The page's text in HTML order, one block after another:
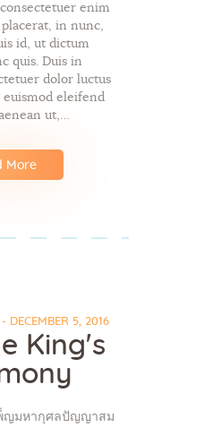
enim
in nunc,
id, ut dictum
quis. Duis in
dolor luctus
euismod eleifend
ut,…
More
DECEMBER 5, 2016
King's
ญมหากุศลปัญญาสม